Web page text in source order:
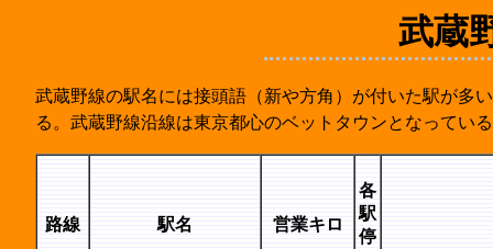
武蔵
武蔵野線の駅名には接頭語（新や方角）が付いた駅が多
る。武蔵野線沿線は東京都心のベットタウンとなってい
路線 駅名 営業キロ
各
駅
停